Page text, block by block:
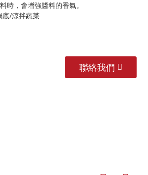
時，會增強醬料的香氣。
底/涼拌蔬菜
聯絡我們